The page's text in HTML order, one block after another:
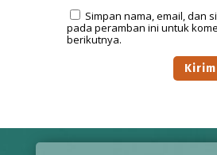
Simpan nama, email, dan
pada peramban ini untuk
berikutnya.